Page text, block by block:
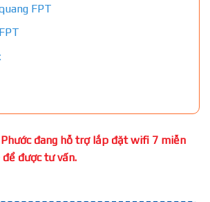
FPT
đang hỗ trợ lắp đặt wifi 7 miễn
được tư vấn.